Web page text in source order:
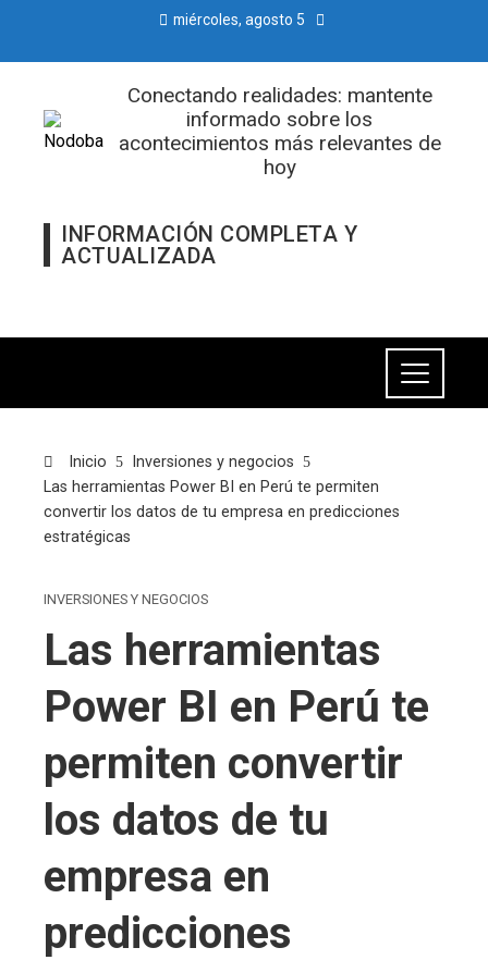
miércoles, agosto 5
Conectando realidades: mantente
informado sobre los
acontecimientos más relevantes de
hoy
INFORMACIÓN COMPLETA Y
ACTUALIZADA
Inicio
Inversiones y negocios
Las herramientas Power BI en Perú te permiten
convertir los datos de tu empresa en predicciones
estratégicas
INVERSIONES Y NEGOCIOS
Las herramientas
Power BI en Perú te
permiten convertir
los datos de tu
empresa en
predicciones